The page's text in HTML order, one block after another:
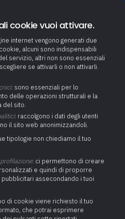
Newsletter
tecniche in caso di proroghe
funzioni
di proroghe
diretti
cookie vuoi attivare.
internet vengono generati due
alcuni sono indispensabili
servizio, altri non sono essenziali
se attivarli o non attivarli.
: sono essenziali per lo
delle operazioni strutturali e la
del sito.
: raccolgono i dati degli utenti
il sito web anonimizzandoli.
tipologie non chiediamo il tuo
: ci permettono di creare
e quindi di proporre
pubblicitari assecondando i tuoi
di cookie viene richiesto il tuo
che potrai esprimere